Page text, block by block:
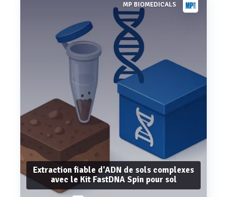
Voir plusMP BIOMEDICALS
Extraction fiable d'ADN de sols complexes
avec le Kit FastDNA Spin pour sol